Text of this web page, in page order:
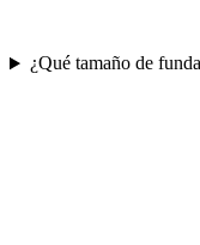
¿Qué tamaño de